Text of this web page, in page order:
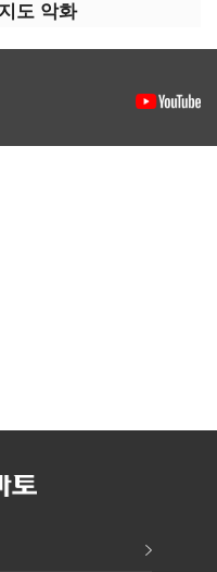
도 악화